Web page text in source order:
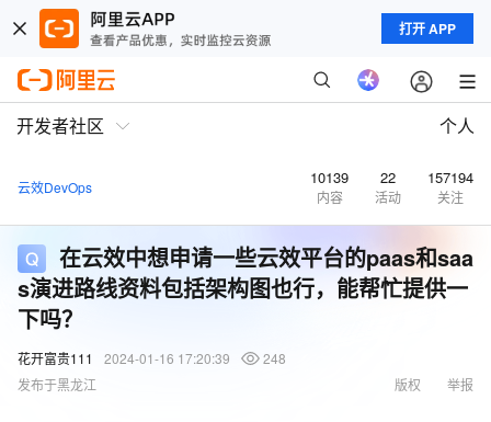
打开 APP
开发者社区 个人
云效DevOps 10139
内容
22
活动
157194
关注
在云效中想申请一些云效平台的paas和saa
s演进路线资料包括架构图也行，能帮忙提供一
下吗？
花开富贵111 2024-01-16 17:20:39
248
发布于黑龙江
举报
版权